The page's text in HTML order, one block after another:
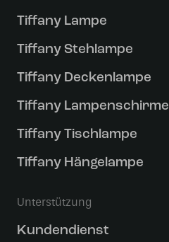
Tiffany Lampe
Tiffany Stehlampe
Tiffany Deckenlampe
Tiffany Lampenschirme
Tiffany Tischlampe
Tiffany Hängelampe
Unterstützung
Kundendienst